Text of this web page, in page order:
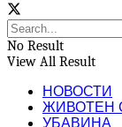
No Result
View All Result
НОВОСТИ
ЖИВОТЕН